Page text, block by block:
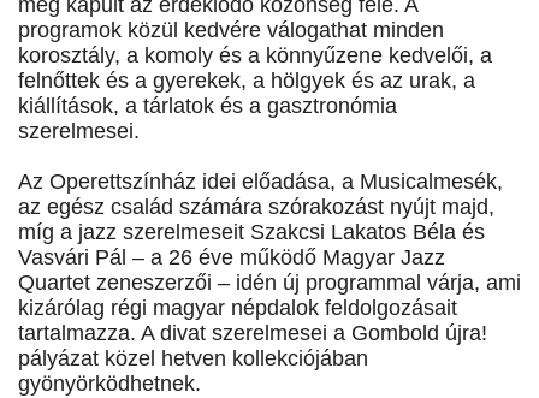
meg kapuit az érdeklődő közönség felé. A
programok közül kedvére válogathat minden
korosztály, a komoly és a könnyűzene kedvelői, a
felnőttek és a gyerekek, a hölgyek és az urak, a
kiállítások, a tárlatok és a gasztronómia
szerelmesei.
Az Operettszínház idei előadása, a Musicalmesék,
az egész család számára szórakozást nyújt majd,
míg a jazz szerelmeseit Szakcsi Lakatos Béla és
Vasvári Pál – a 26 éve működő Magyar Jazz
Quartet zeneszerzői – idén új programmal várja, ami
kizárólag régi magyar népdalok feldolgozásait
tartalmazza. A divat szerelmesei a Gombold újra!
pályázat közel hetven kollekciójában
gyönyörködhetnek.